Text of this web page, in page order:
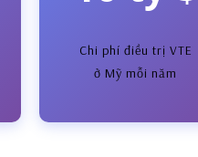
Chi phí điều trị VTE
ở Mỹ mỗi năm